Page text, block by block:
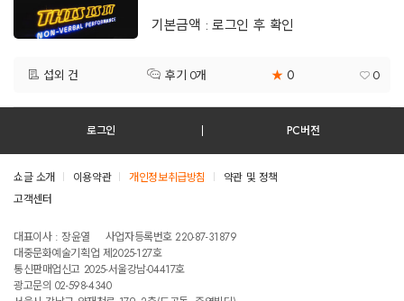
기본금액 : 로그인 후 확인
섭외 건 후기 0개 ★ 0 0
로그인 PC버전
쇼글 소개 이용약관 개인정보취급방침
약관 및 정책
고객센터
대표이사 : 장윤열
사업자등록번호 220-87-31879
대중문화예술기획업 제2025-127호
통신판매업신고 2025-서울강남-04417호
광고문의 02-598-4340